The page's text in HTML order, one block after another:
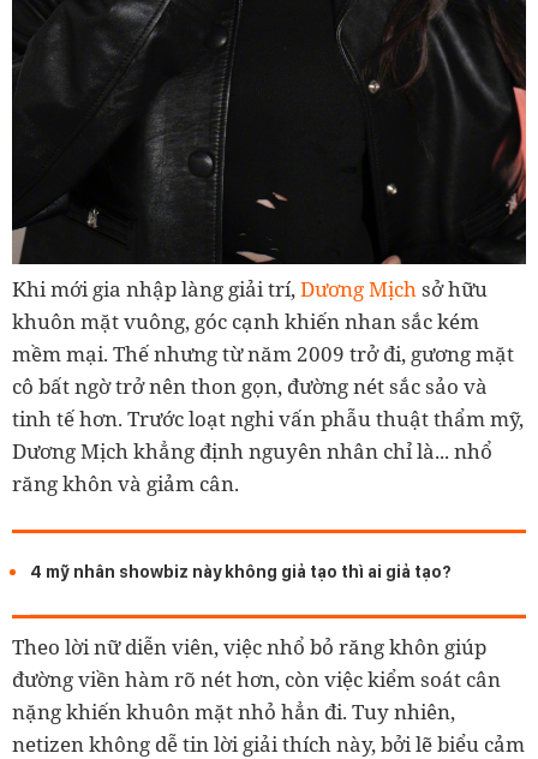
Khi mới gia nhập làng giải trí,Dương Mịchsở hữu
khuôn mặt vuông, góc cạnh khiến nhan sắc kém
mềm mại. Thế nhưng từ năm 2009 trở đi, gương mặt
cô bất ngờ trở nên thon gọn, đường nét sắc sảo và
tinh tế hơn. Trước loạt nghi vấn phẫu thuật thẩm mỹ,
Dương Mịch khẳng định nguyên nhân chỉ là... nhổ
răng khôn và giảm cân.
4 mỹ nhân showbiz này không giả tạo thì ai giả tạo?
Theo lời nữ diễn viên, việc nhổ bỏ răng khôn giúp
đường viền hàm rõ nét hơn, còn việc kiểm soát cân
nặng khiến khuôn mặt nhỏ hẳn đi. Tuy nhiên,
netizen không dễ tin lời giải thích này, bởi lẽ biểu cảm